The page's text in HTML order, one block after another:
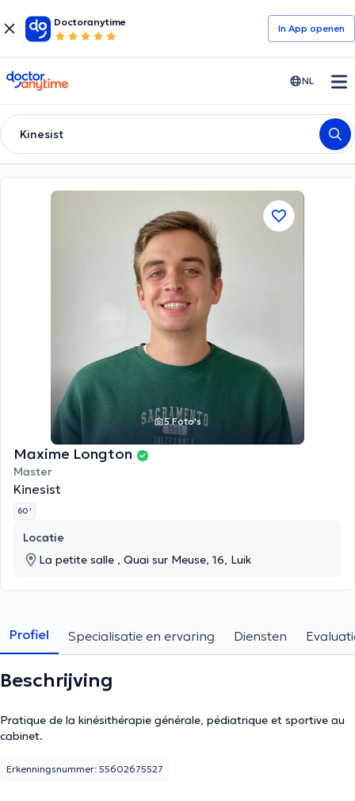
Doctoranytime
In App openen
doctoranytime NL
Kinesist
5 Foto's
Maxime Longton
Master
Kinesist
60 '
Locatie
La petite salle , Quai sur Meuse, 16, Luik
Profiel Specialisatie en ervaring Diensten
Beschrijving
Pratique de la kinésithérapie générale, pédiatrique et sportive au
cabinet.
Erkenningsnummer: 55602675527